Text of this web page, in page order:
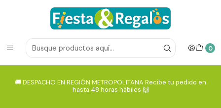
0
🚚 DESPACHO EN REGIÓN METROPOLITANA Recibe tu pedido en
hasta 48 horas hábiles 🙌